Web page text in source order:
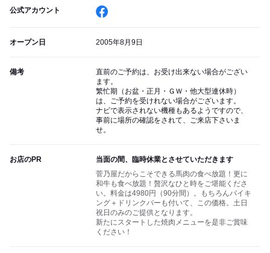
公式アカウント
オープン日 2005年8月9日
備考
直前のご予約は、お受け出来ない場合がござい
ます。
繁忙期（お盆・正月・ＧＷ・他大型連休時）
は、ご予約を受けれない場合がございます。
ナビで表示されない機種もあるようですので、
事前に場所の確認をされて、ご来店下さいま
せ。
お店のPR
当面の間、臨時休業とさせていただきます
菅乃屋だからこそできる馬肉の食べ放題！更に
和牛も食べ放題！贅沢なひと時をご堪能くださ
い。料金は4980円（90分間）。もちろんバイキ
ング＋ドリンクバーも付いて、この価格。土日
祝日のみのご提供となります。
新たにスタートした焼肉メニューを是非ご賞味
ください！